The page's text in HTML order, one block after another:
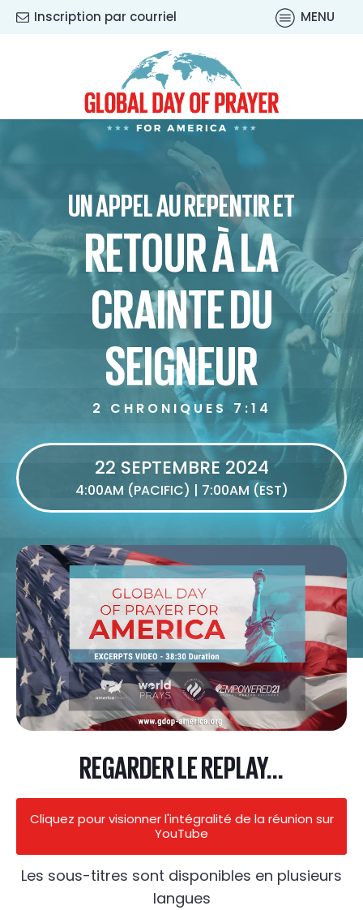
Inscription par courriel MENU
UN APPEL AU REPENTIR ET
RETOUR À LA
CRAINTE DU
SEIGNEUR
2 CHRONIQUES 7:14
22 SEPTEMBRE 2024
4:00AM (PACIFIC) | 7:00AM (EST)
REGARDER LE REPLAY...
Cliquez pour visionner l'intégralité de la réunion sur
YouTube
Les sous-titres sont disponibles en plusieurs
langues